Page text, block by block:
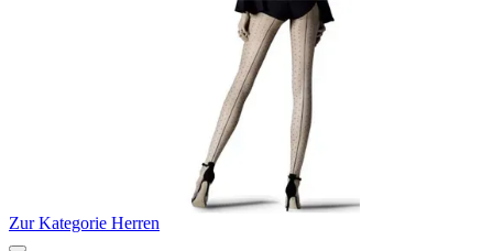
Zur Kategorie Herren